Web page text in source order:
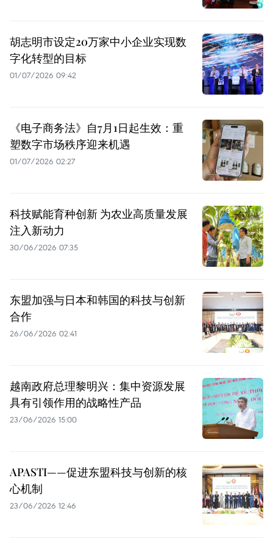
胡志明市设定20万家中小企业实现数
字化转型的目标
01/07/2026 09:42
《电子商务法》自7月1日起生效：重
塑数字市场秩序迎来机遇
01/07/2026 02:27
科技赋能育种创新 为农业高质量发展
注入新动力
30/06/2026 07:35
东盟加强与日本和韩国的科技与创新
合作
26/06/2026 02:41
越南政府总理黎明兴：集中资源发展
具有引领作用的战略性产品
23/06/2026 15:00
APASTI——促进东盟科技与创新的核
心机制
23/06/2026 12:46